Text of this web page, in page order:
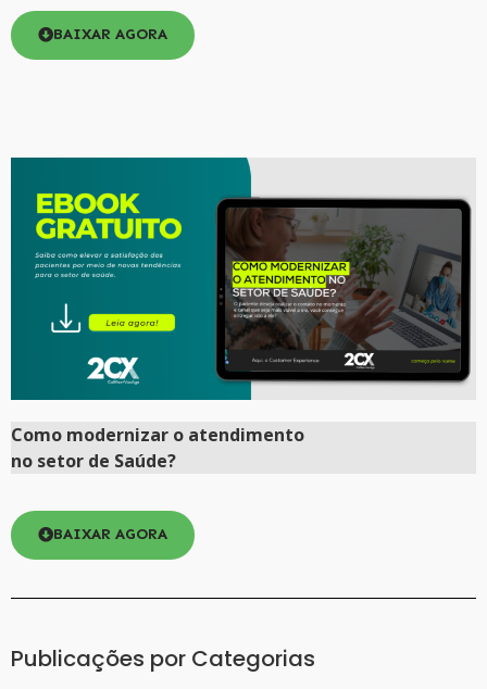
BAIXAR AGORA
Como modernizar o atendimento
no setor de Saúde?
BAIXAR AGORA
Publicações por Categorias